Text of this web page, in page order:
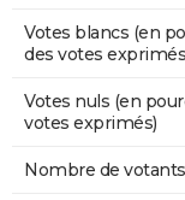
Votes blancs (en
des votes
Votes nuls (en
votes exprimés)
Nombre de votants